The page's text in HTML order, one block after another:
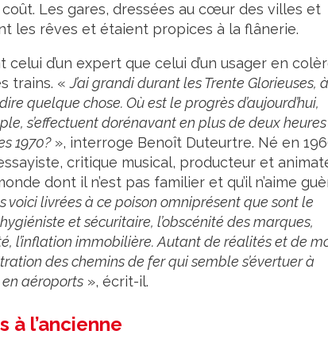
Les gares, dressées au cœur des villes et
les rêves et étaient propices à la flânerie.
d’un expert que celui d’un usager en
trains. «J’ai grandi durant les Trente Glorieuses, à
quelque chose. Où est le progrès d’aujourd’hui,
s’effectuent dorénavant en plus de deux heures
1970?», interroge Benoît Duteurtre. Né en
critique musical, producteur et
dont il n’est pas familier et qu’il n’aime
livrées à ce poison omniprésent que sont le
et sécuritaire, l’obscénité des marques,
l’inflation immobilière. Autant de réalités et de
des chemins de fer qui semble s’évertuer à
aéroports », écrit-il.
l’ancienne